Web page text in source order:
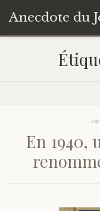
Anecdote du
contenu
Livres de
En 1940,